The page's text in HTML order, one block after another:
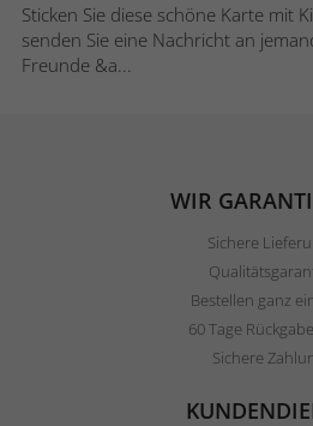
Sticken Sie diese schöne Karte mit
senden Sie eine Nachricht an
Freunde &a...
WIR
Sichere
Bestellen ganz
60 Tage
Sichere